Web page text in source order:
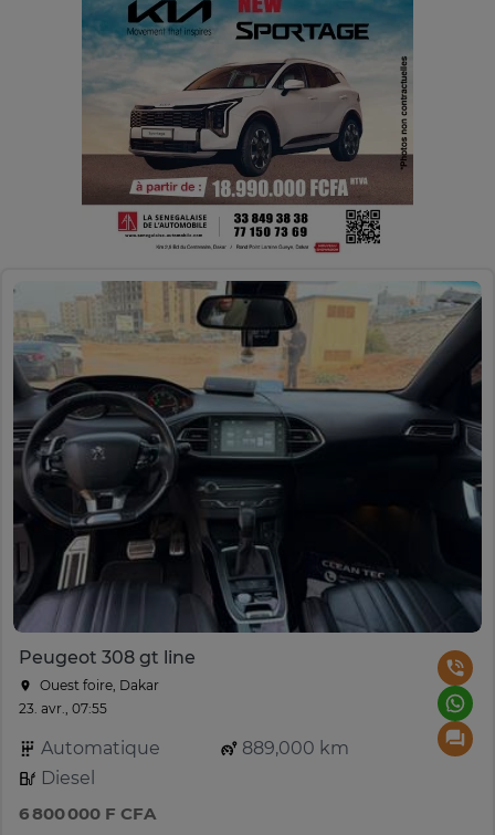
Peugeot 308 gt line
Ouest foire, Dakar
23. avr., 07:55
Automatique
889,000 km
Diesel
6 800 000 F CFA